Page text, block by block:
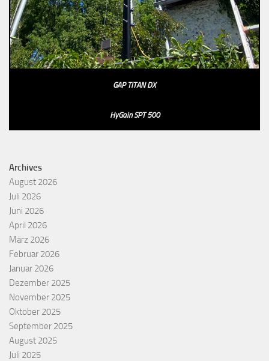
GAP TITAN DX
HyGain SPT 500
Archives
August 2026
Juli 2026
Juni 2026
April 2026
März 2026
Februar 2026
Januar 2026
Dezember 2025
November 2025
Oktober 2025
September 2025
August 2025
Juli 2025